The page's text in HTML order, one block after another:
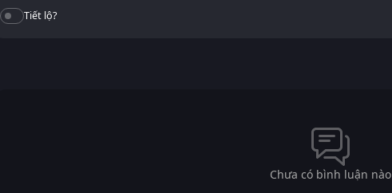
Tiết lộ?
Chưa có bình luận nào